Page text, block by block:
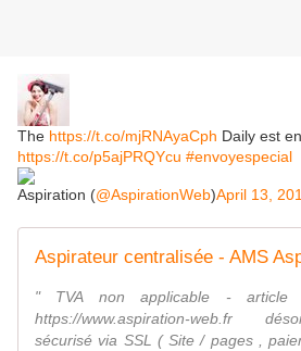
The https://t.co/mjRNAyaCph Daily est
https://t.co/p5ajPRQYcu #envoyespecial
Aspiration (@AspirationWeb)April 13,
Aspirateur centralisée - AMS
" TVA non applicable -
https://www.aspiration-web.fr
sécurisé via SSL ( Site / pages ,